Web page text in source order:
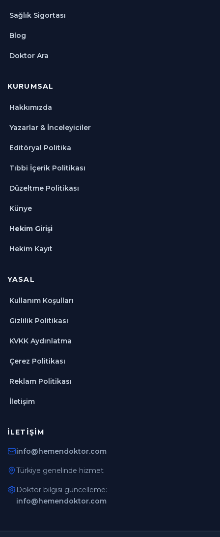
Sağlık Sigortası
Blog
Doktor Ara
KURUMSAL
Hakkımızda
Yazarlar & İnceleyiciler
Editöryal Politika
Tıbbi İçerik Politikası
Düzeltme Politikası
Künye
Hekim Girişi
Hekim Kayıt
YASAL
Kullanım Koşulları
Gizlilik Politikası
KVKK Aydınlatma
Çerez Politikası
Reklam Politikası
İletişim
İLETIŞIM
info@hemendoktor.com
Türkiye genelinde hizmet
Doktor bilgisi güncelleme:
info@hemendoktor.com